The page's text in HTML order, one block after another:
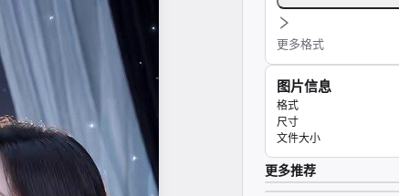
更多格式
图片信息
格式
尺寸
文件大小
更多推荐